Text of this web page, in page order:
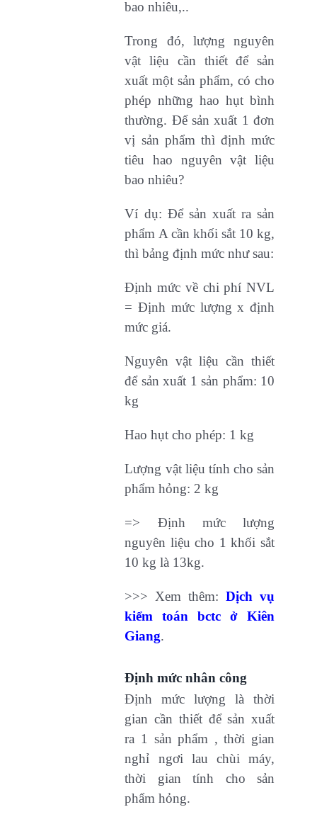
bao nhiêu,..
Trong đó, lượng nguyên
vật liệu cần thiết để sản
xuất một sản phẩm, có cho
phép những hao hụt bình
thường. Để sản xuất 1 đơn
vị sản phẩm thì định mức
tiêu hao nguyên vật liệu
bao nhiêu?
Ví dụ: Để sản xuất ra sản
phẩm A cần khối sắt 10 kg,
thì bảng định mức như sau:
Định mức về chi phí NVL
= Định mức lượng x định
mức giá.
Nguyên vật liệu cần thiết
để sản xuất 1 sản phẩm: 10
kg
Hao hụt cho phép: 1 kg
Lượng vật liệu tính cho sản
phẩm hỏng: 2 kg
=> Định mức lượng
nguyên liệu cho 1 khối sắt
10 kg là 13kg.
>>> Xem thêm:Dịch vụ
kiểm toán bctc ở Kiên
Giang.
Định mức nhân công
Định mức lượng là thời
gian cần thiết để sản xuất
ra 1 sản phẩm , thời gian
nghỉ ngơi lau chùi máy,
thời gian tính cho sản
phẩm hỏng.